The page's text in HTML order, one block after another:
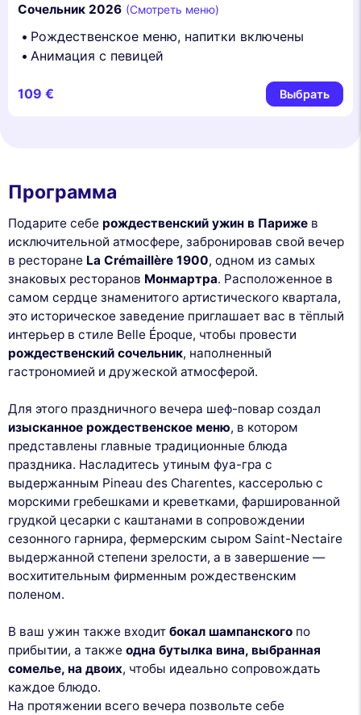
Сочельник 2026 (Смотреть меню)
Рождественское меню, напитки включены
Анимация с певицей
109 € Выбрать
Программа
Подарите себе рождественский ужин в Париже в
исключительной атмосфере, забронировав свой вечер
в ресторане La Crémaillère 1900, одном из самых
знаковых ресторанов Монмартра. Расположенное в
самом сердце знаменитого артистического квартала,
это историческое заведение приглашает вас в тёплый
интерьер в стиле Belle Époque, чтобы провести
рождественский сочельник, наполненный
гастрономией и дружеской атмосферой.
Для этого праздничного вечера шеф-повар создал
изысканное рождественское меню, в котором
представлены главные традиционные блюда
праздника. Насладитесь утиным фуа-гра с
выдержанным Pineau des Charentes, кассеролью с
морскими гребешками и креветками, фаршированной
грудкой цесарки с каштанами в сопровождении
сезонного гарнира, фермерским сыром Saint-Nectaire
выдержанной степени зрелости, а в завершение —
восхитительным фирменным рождественским
поленом.
В ваш ужин также входит бокал шампанского по
прибытии, а также одна бутылка вина, выбранная
сомелье, на двоих, чтобы идеально сопровождать
каждое блюдо.
На протяжении всего вечера позвольте себе